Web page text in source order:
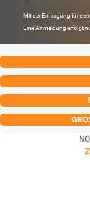
Mit der Eintragung für
Eine Anmeldung erfolgt